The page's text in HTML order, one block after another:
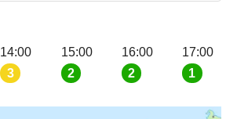
14:00
3
15:00
2
16:00
2
17:00
1